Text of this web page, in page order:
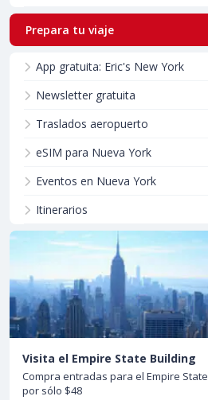
Prepara tu viaje
App gratuita: Eric's New York
Newsletter gratuita
Traslados aeropuerto
eSIM para Nueva York
Eventos en Nueva York
Itinerarios
Visita el Empire State Building
Compra entradas para el Empire State
por sólo $48